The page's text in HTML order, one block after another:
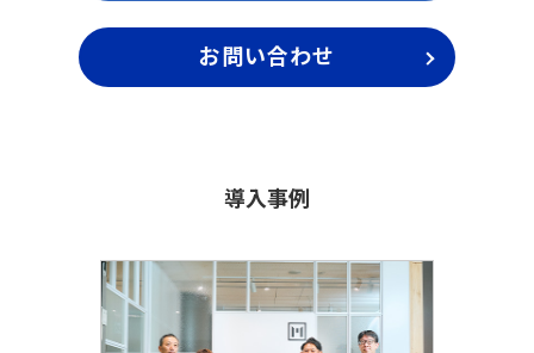
お問い合わせ
導入事例